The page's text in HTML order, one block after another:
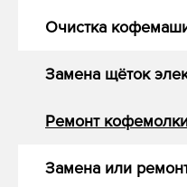
Очистка
Замена щёток
Ремонт
Замена или